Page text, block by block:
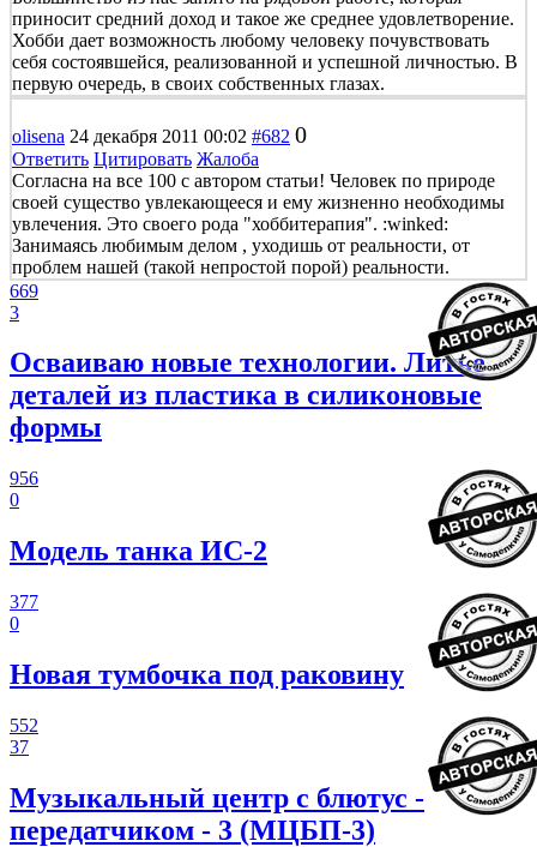
приносит средний доход и такое же среднее удовлетворение.
Хобби дает возможность любому человеку почувствовать
себя состоявшейся, реализованной и успешной личностью. В
первую очередь, в своих собственных глазах.
olisena 24 декабря 2011 00:02 #682 0
Ответить Цитировать Жалоба
Согласна на все 100 с автором статьи! Человек по природе
своей существо увлекающееся и ему жизненно необходимы
увлечения. Это своего рода "хоббитерапия". :winked:
Занимаясь любимым делом , уходишь от реальности, от
проблем нашей (такой непростой порой) реальности.
669
3
Осваиваю новые технологии. Литье
деталей из пластика в силиконовые
формы
956
0
Модель танка ИС-2
377
0
Новая тумбочка под раковину
552
37
Музыкальный центр с блютус -
передатчиком - 3 (МЦБП-3)